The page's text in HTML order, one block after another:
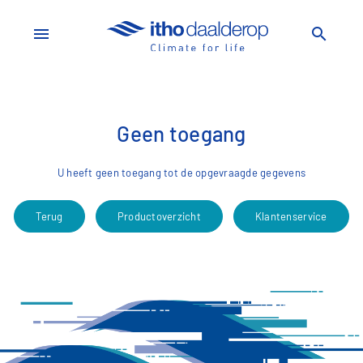
menu search
Geen toegang
U heeft geen toegang tot de opgevraagde gegevens
Terug Productoverzicht Klantenservice